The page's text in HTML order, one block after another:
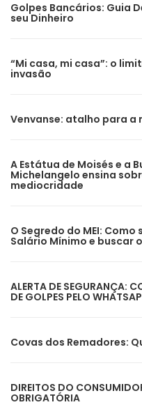
Golpes Bancários: Guia
seu Dinheiro
“Mi casa, mi casa”: o
invasão
Venvanse: atalho para a
A Estátua de Moisés e a
Michelangelo ensina
mediocridade
O Segredo do MEI:
Salário Mínimo e buscar
ALERTA DE SEGURANÇA:
DE GOLPES PELO
Covas dos Remadores:
DIREITOS DO
OBRIGATÓRIA